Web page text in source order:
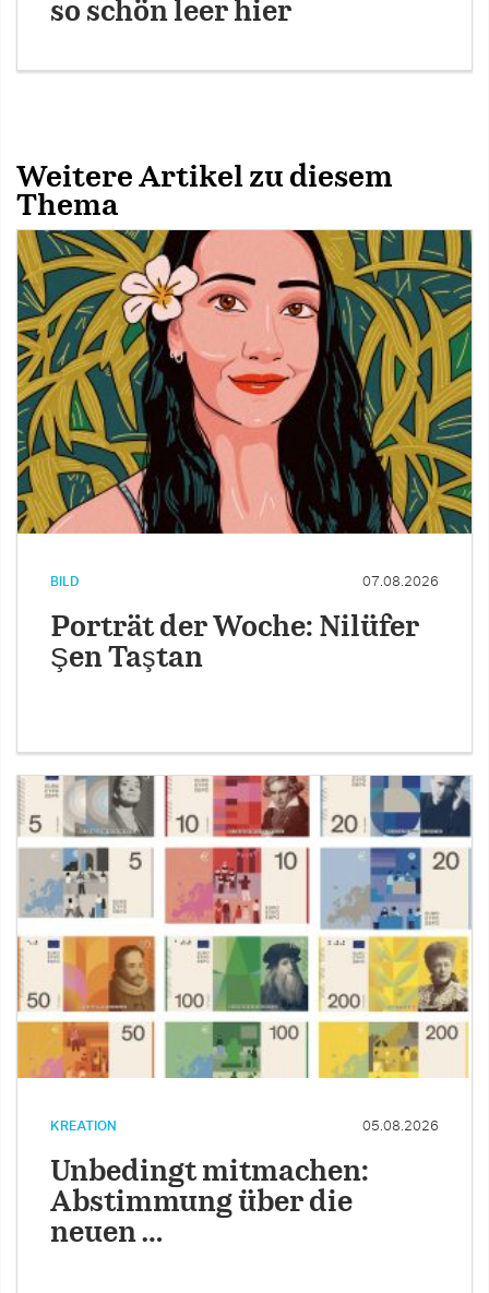
so schön leer hier
Weitere Artikel zu diesem
Thema
BILD 07.08.2026
Porträt der Woche: Nilüfer
Şen Taştan
KREATION 05.08.2026
Unbedingt mitmachen:
Abstimmung über die
neuen …